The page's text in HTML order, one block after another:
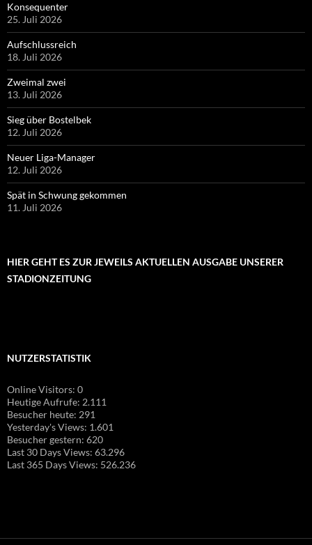
Konsequenter
25. Juli 2026
Aufschlussreich
18. Juli 2026
Zweimal zwei
13. Juli 2026
Sieg über Bostelbek
12. Juli 2026
Neuer Liga-Manager
12. Juli 2026
Spät in Schwung gekommen
11. Juli 2026
HIER GEHT ES ZUR JEWEILS AKTUELLEN AUSGABE UNSERER
STADIONZEITUNG
NUTZERSTATISTIK
Online Visitors: 0
Heutige Aufrufe: 2.111
Besucher heute: 291
Yesterday's Views: 1.601
Besucher gestern: 620
Last 30 Days Views: 63.296
Last 365 Days Views: 526.236